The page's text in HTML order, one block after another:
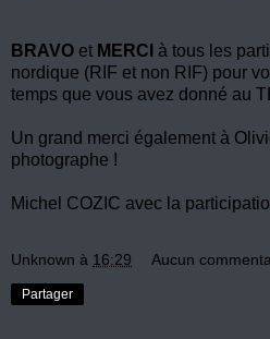
BRAVO et MERCI à tous les
nordique (RIF et non RIF) pour
temps que vous avez donné au
Un grand merci également à
photographe !
Michel COZIC avec la
Unknown à 16:29 Aucun
Partager